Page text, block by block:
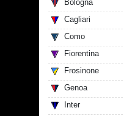
Bologna
Cagliari
Como
Fiorentina
Frosinone
Genoa
Inter